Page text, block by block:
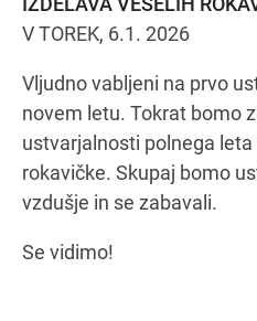
V TOREK, 6.1. 2026
Vljudno vabljeni na prvo
novem letu. Tokrat bomo
ustvarjalnosti polnega
rokavičke. Skupaj bomo
vzdušje in se zabavali.
Se vidimo!